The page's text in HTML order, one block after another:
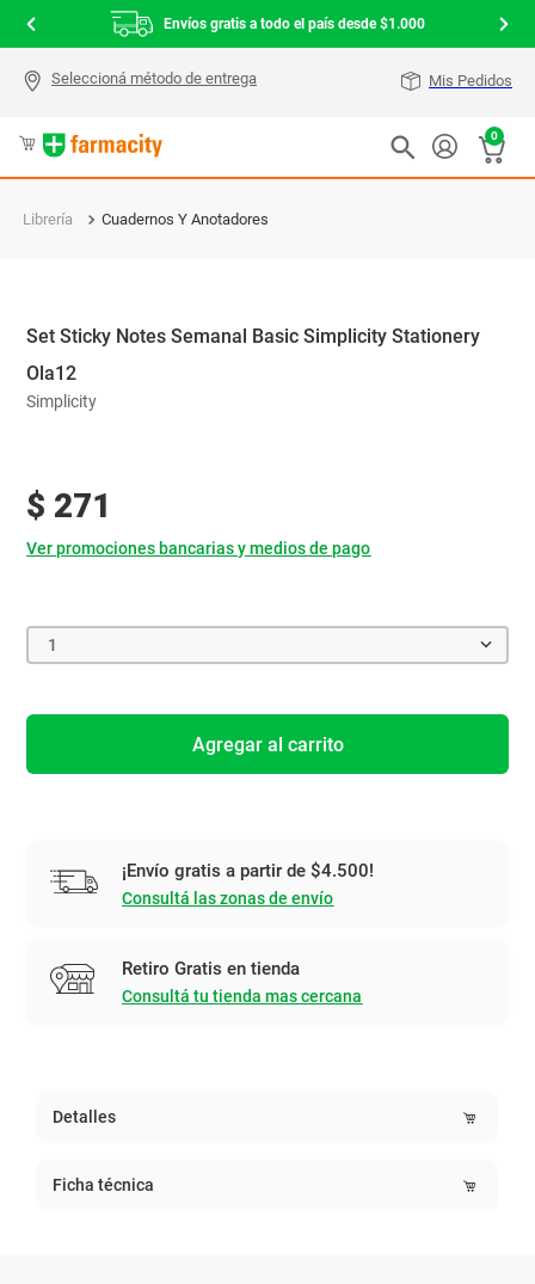
Envíos gratis a todo el país desde $1.000
Mis Pedidos
0
Librería Cuadernos Y Anotadores
Set Sticky Notes Semanal Basic Simplicity Stationery
Ola12
Simplicity
$ 271
Ver promociones bancarias y medios de pago
1
Agregar al carrito
¡Envío gratis a partir de $4.500!
Consultá las zonas de envío
Retiro Gratis en tienda
Consultá tu tienda mas cercana
Detalles
Ficha técnica